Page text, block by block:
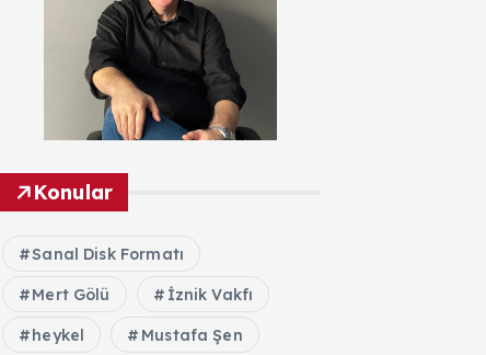
Konular
Sanal Disk Formatı
Mert Gölü İznik Vakfı
heykel Mustafa Şen